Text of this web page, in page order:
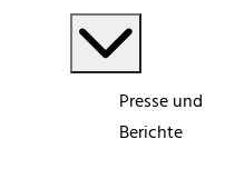
Presse und
Berichte